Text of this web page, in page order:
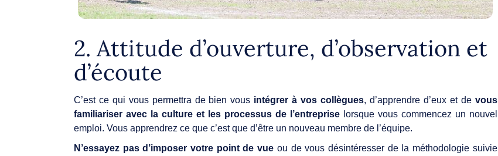
2. Attitude d’ouverture, d’observation et
d’écoute
C’est ce qui vous permettra de bien vous intégrer à vos collègues, d’apprendre d’eux et de vous
familiariser avec la culture et les processus de l’entrepriselorsque vous commencez un nouvel
emploi. Vous apprendrez ce que c’est que d’être un nouveau membre de l’équipe.
N’essayez pas d’imposer votre point de vue ou de vous désintéresser de la méthodologie suivie